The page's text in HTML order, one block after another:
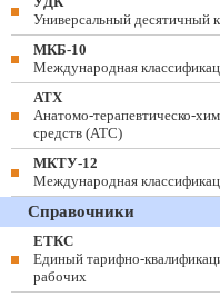
Универсальный десятичный
МКБ-10
Международная
АТХ
Анатомо-терапевтическо-
средств (ATC)
МКТУ-12
Международная
Справочники
ЕТКС
Единый тарифно-
рабочих